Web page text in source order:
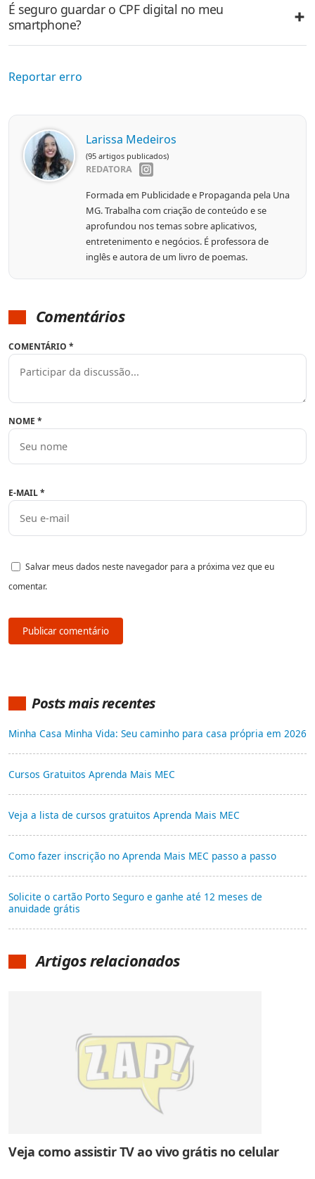
É seguro guardar o CPF digital no meu
smartphone?
Reportar erro
Larissa Medeiros
(95 artigos publicados)
REDATORA
Formada em Publicidade e Propaganda pela Una
MG. Trabalha com criação de conteúdo e se
aprofundou nos temas sobre aplicativos,
entretenimento e negócios. É professora de
inglês e autora de um livro de poemas.
Comentários
COMENTÁRIO *
NOME *
E-MAIL*
Salvar meus dados neste navegador para a próxima vez que eu
comentar.
Posts mais recentes
Minha Casa Minha Vida: Seu caminho para casa própria em 2026
Cursos Gratuitos Aprenda Mais MEC
Veja a lista de cursos gratuitos Aprenda Mais MEC
Como fazer inscrição no Aprenda Mais MEC passo a passo
Solicite o cartão Porto Seguro e ganhe até 12 meses de
anuidade grátis
Artigos relacionados
Veja como assistir TV ao vivo grátis no celular